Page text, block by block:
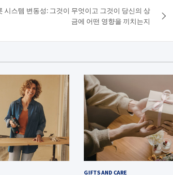
시스템 변동성: 그것이 무엇이고 그것이 당신의 상
금에 어떤 영향을 끼치는지
GIFTS AND CARE